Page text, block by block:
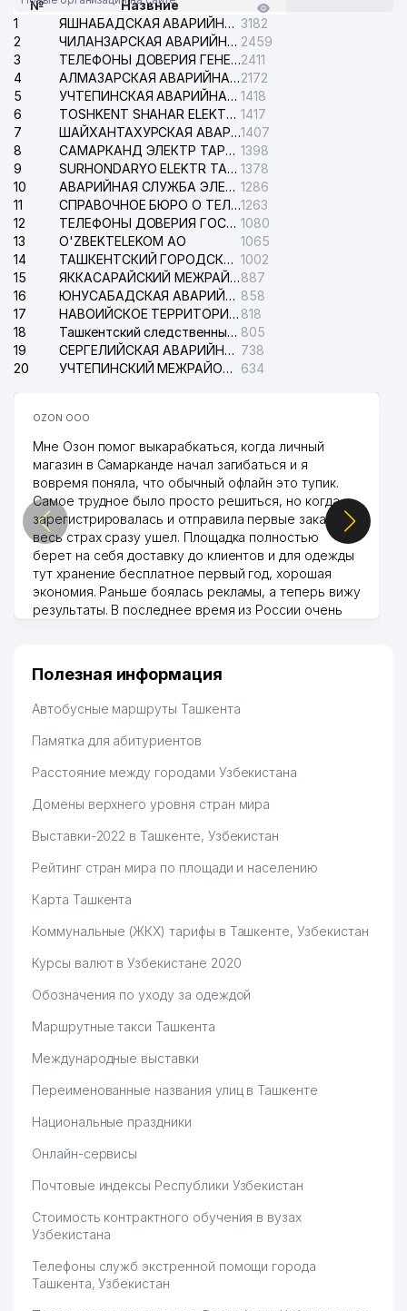
№
Назвние
1
ЯШНАБАДСКАЯ АВАРИЙНАЯ СЛУЖБА ЭЛЕКТРОСЕТИ 3182
2
ЧИЛАНЗАРСКАЯ АВАРИЙНАЯ СЛУЖБА ЭЛЕКТРОСЕТИ 2459
3
ТЕЛЕФОНЫ ДОВЕРИЯ ГЕНЕРАЛЬНОЙ ПРОКУРАТУРЫ РЕСПУБЛИКИ УЗБЕКИСТАН2411
4
АЛМАЗАРСКАЯ АВАРИЙНАЯ СЛУЖБА ЭЛЕКТРОСЕТИ2172
5
УЧТЕПИНСКАЯ АВАРИЙНАЯ СЛУЖБА ЭЛЕКТРОСЕТИ 1418
6
TOSHKENT SHAHAR ELEKTR TARMOQLARI KORXONASI АО 1417
7
ШАЙХАНТАХУРСКАЯ АВАРИЙНАЯ СЛУЖБА ЭЛЕКТРОСЕТИ1407
8
САМАРКАНД ЭЛЕКТР ТАРМОКЛАРИ АО 1398
9
SURHONDARYO ELEKTR TARMOKLARI АО 1378
10
АВАРИЙНАЯ СЛУЖБА ЭЛЕКТРОСЕТИ ТАШКЕНТСКОГО РАЙОНА 1286
11
СПРАВОЧНОЕ БЮРО О ТЕЛЕФОНАХ ОРГАНИЗАЦИЙ г. ТАШКЕНТА1263
12
ТЕЛЕФОНЫ ДОВЕРИЯ ГОСУДАРСТВЕННОГО ЦЕНТРА ТЕСТИРОВАНИЯ 1080
13
O'ZBEKTELEKOM АО
1065
14
ТАШКЕНТСКИЙ ГОРОДСКОЙ СУД ПО ГРАЖДАНСКИМ ДЕЛАМ 1002
15
ЯККАСАРАЙСКИЙ МЕЖРАЙОННЫЙ СУД ПО ГРАЖДАНСКИМ ДЕЛАМ887
16
ЮНУСАБАДСКАЯ АВАРИЙНАЯ СЛУЖБА ЭЛЕКТРОСЕТИ 858
17
НАВОИЙСКОЕ ТЕРРИТОРИАЛЬНОЕ ПРЕДПРИЯТИЕ ЭЛЕКТРОСЕТИ АО 818
18
Ташкентский следственный изолятор 805
19
СЕРГЕЛИЙСКАЯ АВАРИЙНАЯ СЛУЖБА ЭЛЕКТРОСЕТИ 738
20
УЧТЕПИНСКИЙ МЕЖРАЙОННЫЙ СУД ПО ГРАЖДАНСКИМ ДЕЛАМ 634
OZON ООО
Мне Озон помог выкарабкаться, когда личный
магазин в Самарканде начал загибаться и я
вовремя поняла, что обычный офлайн это тупик.
Самое трудное было просто решиться, но когда
зарегистрировалась и отправила первые заказы,
весь страх сразу ушел. Площадка полностью
берет на себя доставку до клиентов и для одежды
тут хранение бесплатное первый год, хорошая
экономия. Раньше боялась рекламы, а теперь вижу
результаты. В последнее время из России очень
Hamida 03.08.2026 12:45:39
Полезная информация
Автобусные маршруты Ташкента
Памятка для абитуриентов
Расстояние между городами Узбекистана
Домены верхнего уровня стран мира
Выставки-2022 в Ташкенте, Узбекистан
Рейтинг стран мира по площади и населению
Карта Ташкента
Коммунальные (ЖКХ) тарифы в Ташкенте, Узбекистан
Курсы валют в Узбекистане 2020
Обозначения по уходу за одеждой
Маршрутные такси Ташкента
Международные выставки
Переименованные названия улиц в Ташкенте
Национальные праздники
Онлайн-сервисы
Почтовые индексы Республики Узбекистан
Стоимость контрактного обучения в вузах
Узбекистана
Телефоны служб экстренной помощи города
Ташкента, Узбекистан